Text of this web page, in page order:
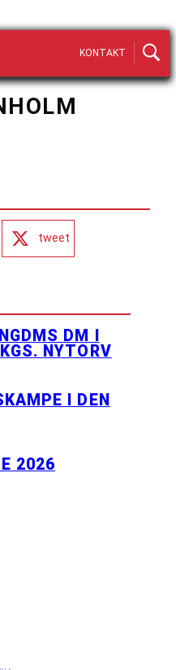
KONTAKT
tweet
DM I
NYTORV
I DEN
2026